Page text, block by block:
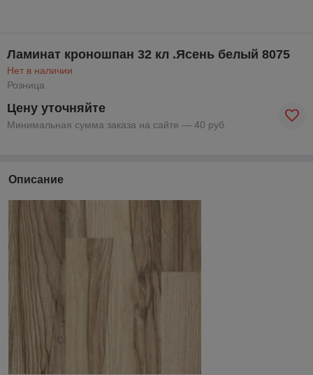
Ламинат кроношпан 32 кл .Ясень белый 8075
Нет в наличии
Розница
Цену уточняйте
Минимальная сумма заказа на сайте — 40 руб.
Описание